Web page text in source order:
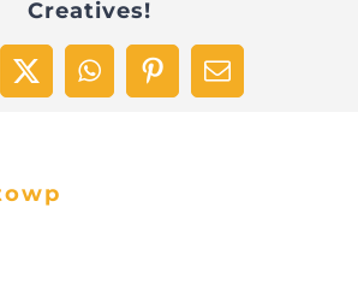
Creatives!
X WhatsAppPinterestEmail